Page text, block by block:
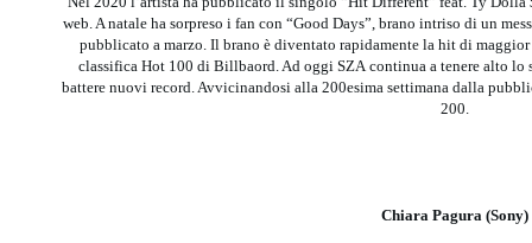
web. A natale ha sorpreso i fan con “Good Days”, brano intriso di un
pubblicato a marzo. Il brano è diventato rapidamente la hit di
classifica Hot 100 di Billbaord. Ad oggi SZA continua a tenere alto
battere nuovi record. Avvicinandosi alla 200esima settimana dalla
200.
Chiara Pagura (Sony)